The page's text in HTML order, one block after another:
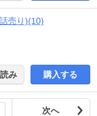
売り)(10)
み 購入する
次へ